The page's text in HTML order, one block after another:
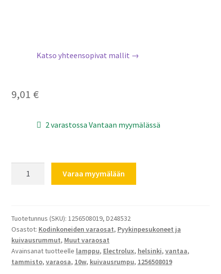
Katso yhteensopivat mallit →
9,01 €
2 varastossa Vantaan myymälässä
E14
määrä
Varaa myymälään
Tuotetunnus (SKU): 1256508019, D248532
Osastot: Kodinkoneiden varaosat, Pyykinpesukoneet ja
kuivausrummut, Muut varaosat
Avainsanat tuotteelle lamppu, Electrolux, helsinki, vantaa,
tammisto, varaosa, 10w, kuivausrumpu, 1256508019